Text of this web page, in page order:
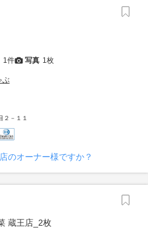
1件 写真 1枚
ぶ
２－１１
のオーナー様ですか？